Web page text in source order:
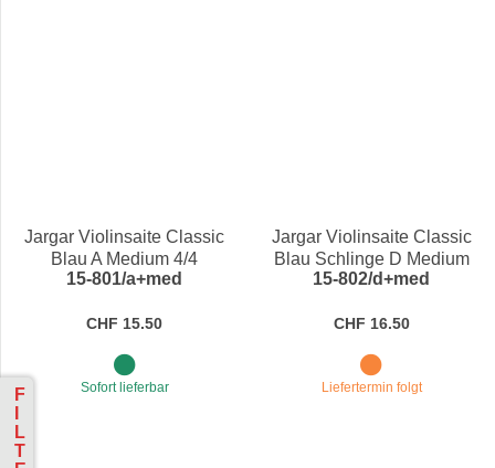
F
L
T
Jargar Violinsaite Classic
Blau A Medium 4/4
15-801/a+med
CHF 15.50
Sofort lieferbar
Jargar Violinsaite Classic
Blau Schlinge D Medium
4/4
15-802/d+med
CHF 16.50
Liefertermin folgt